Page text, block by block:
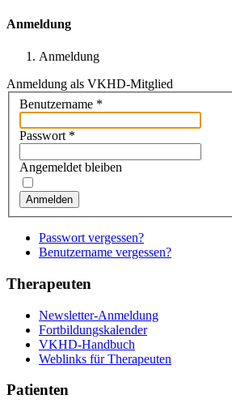
Anmeldung
Anmeldung
Anmeldung als VKHD-Mitglied
Benutzername *
Passwort *
Angemeldet bleiben
Anmelden
Passwort vergessen?
Benutzername vergessen?
Therapeuten
Newsletter-Anmeldung
Fortbildungskalender
VKHD-Handbuch
Weblinks für Therapeuten
Patienten